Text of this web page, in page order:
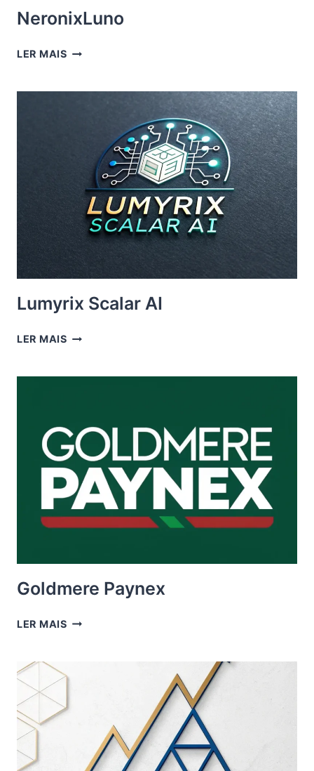
NeronixLuno
LER MAISNERONIXLUNO
Lumyrix Scalar AI
LER MAISLUMYRIX
Goldmere Paynex
LER MAISGOLDMERE